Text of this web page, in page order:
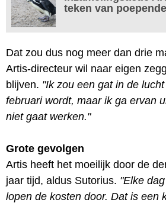
teken van
Dat zou dus nog meer dan drie
Artis-directeur wil naar eigen
blijven. "Ik zou een gat in de
februari wordt, maar ik ga ervan
niet gaat werken."
Grote gevolgen
Artis heeft het moeilijk door de
jaar tijd, aldus Sutorius. "Elke
lopen de kosten door. Dat is een